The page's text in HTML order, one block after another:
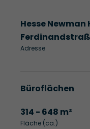
Hesse Newman
Adresse
Büroflächen
314 - 648 m²
Fläche (ca.)